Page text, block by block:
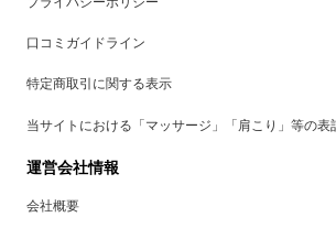
口コミガイドライン
特定商取引に関する表示
当サイトにおける「マッサージ」「肩こり」等の表
運営会社情報
会社概要